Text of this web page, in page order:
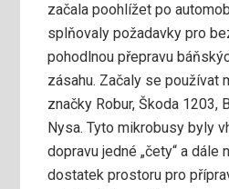
začala poohlížet po
splňovaly požadavky pro
pohodlnou přepravu
zásahu. Začaly se používat
značky Robur, Škoda 1203,
Nysa. Tyto mikrobusy byly
dopravu jedné „čety“ a dále
dostatek prostoru pro